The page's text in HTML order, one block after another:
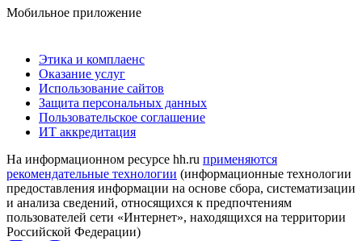
Мобильное приложение
Этика и комплаенс
Оказание услуг
Использование сайтов
Защита персональных данных
Пользовательское соглашение
ИТ аккредитация
На информационном ресурсе hh.ru применяются
рекомендательные технологии (информационные технологии
предоставления информации на основе сбора, систематизации
и анализа сведений, относящихся к предпочтениям
пользователей сети «Интернет», находящихся на территории
Российской Федерации)